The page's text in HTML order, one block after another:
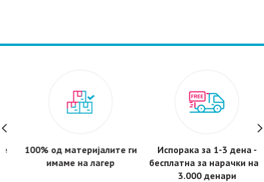
100% од материјалите ги
имаме на лагер
Испорака за 1-3 дена -
бесплатнa за нарачки над
3.000 денари